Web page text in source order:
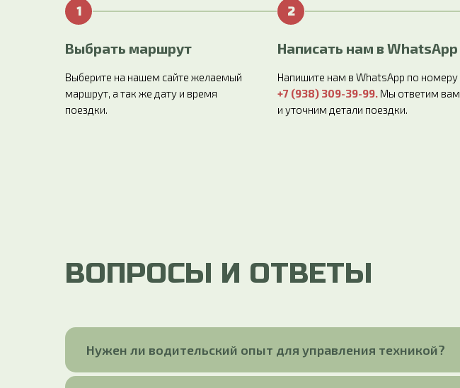
Выбрать маршрут
Выберите на нашем сайте желаемый
маршрут, а так же дату и время
поездки.
Написать нам в WhatsApp
Напишите нам в WhatsApp по номеру
+7 (938) 309-39-99. Мы ответим вам
и уточним детали поездки.
ВОПРОСЫ И ОТВЕТЫ
Нужен ли водительский опыт для управления техникой?